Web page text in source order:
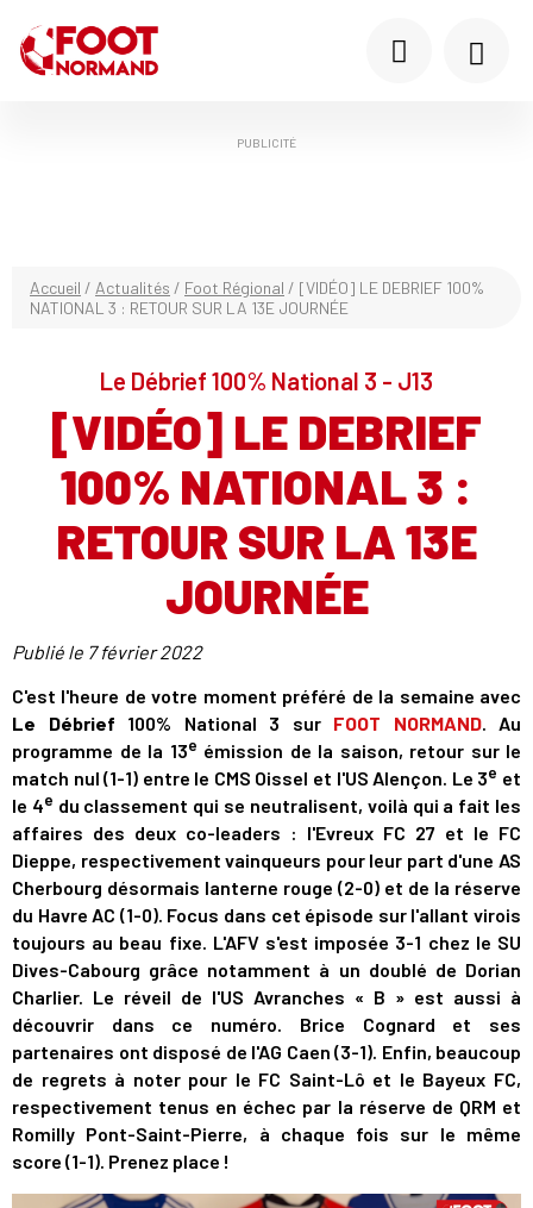
PUBLICITÉ
Accueil / Actualités / Foot Régional / [VIDÉO] LE DEBRIEF 100%
NATIONAL 3 : RETOUR SUR LA 13E JOURNÉE
Le Débrief 100% National 3 - J13
[VIDÉO] LE DEBRIEF
100% NATIONAL 3 :
RETOUR SUR LA 13E
JOURNÉE
Publié le 7 février 2022
C'est l'heure de votre moment préféré de la semaine avec
Le Débrief 100% National 3 sur FOOT NORMAND. Au
programme de la 13e émission de la saison, retour sur le
match nul (1-1) entre le CMS Oissel et l'US Alençon. Le 3e et
le 4e du classement qui se neutralisent, voilà qui a fait les
affaires des deux co-leaders : l'Evreux FC 27 et le FC
Dieppe, respectivement vainqueurs pour leur part d'une AS
Cherbourg désormais lanterne rouge (2-0) et de la réserve
du Havre AC (1-0). Focus dans cet épisode sur l'allant virois
toujours au beau fixe. L'AFV s'est imposée 3-1 chez le SU
Dives-Cabourg grâce notamment à un doublé de Dorian
Charlier. Le réveil de l'US Avranches « B » est aussi à
découvrir dans ce numéro. Brice Cognard et ses
partenaires ont disposé de l'AG Caen (3-1). Enfin, beaucoup
de regrets à noter pour le FC Saint-Lô et le Bayeux FC,
respectivement tenus en échec par la réserve de QRM et
Romilly Pont-Saint-Pierre, à chaque fois sur le même
score (1-1). Prenez place !